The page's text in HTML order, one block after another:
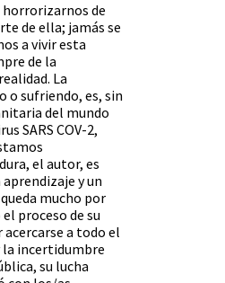
de
de ella; jamás se
a vivir esta
de la
La
o sufriendo, es, sin
del mundo
SARS COV-2,
el autor, es
y un
mucho por
proceso de su
a todo el
la incertidumbre
su lucha